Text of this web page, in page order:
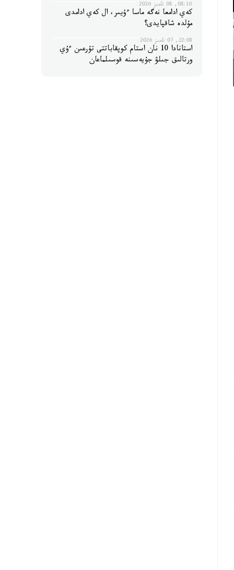
08:10, 08 تامىز 2026
كەي ادامعا نەگە ماسا ءۇيىر، ال كەي ادامدى
مۇلدە شاقپايدى؟
22:08, 07 تامىز 2026
استانادا 10 نان استام كوپقاباتتى تۇرعىن ءۇي
ورتالىق جىلۋ جۇيەسىنە قوسىلماعان